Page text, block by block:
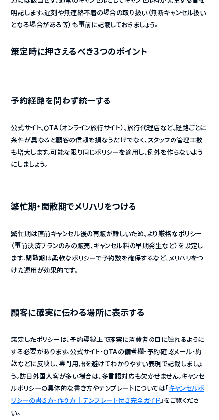
明記します。遅刻や無連絡不着の場合の取り扱い（無断キャンセル扱い
となる場合がある等）も事前に記載しておきましょう。
策定時に押さえるべき3つのポイント
予約経路を問わず統一する
公式サイト、OTA（オンライン旅行サイト）、旅行代理店など、経路ごとに
条件が異なると顧客の信頼を損なうだけでなく、スタッフの管理工数
も増大します。可能な限り同じポリシーを適用し、例外を作らないよう
にしましょう。
繁忙期・閑散期でメリハリをつける
繁忙期は直前キャンセル後の再販が難しいため、より厳格なポリシー
（事前決済プランのみの販売、キャンセル料の早期発生など）を設定し
ます。閑散期は柔軟なポリシーで予約数を確保するなど、メリハリをつ
けた運用が効果的です。
顧客に確実に伝わる場所に表示する
策定したポリシーは、予約導線上で確実に消費者の目に触れるように
する必要があります。公式サイト・OTAの備考欄・予約確認メール・約
款などに反映し、専門用語を避けてわかりやすい表現で記載しましょ
う。訪日外国人客が多い場合は、多言語対応も欠かせません。キャンセ
ルポリシーの具体的な書き方やテンプレートについては「 キャンセルポ
リシーの書き方・作り方｜テンプレート付き完全ガイド 」をご覧くださ
い。